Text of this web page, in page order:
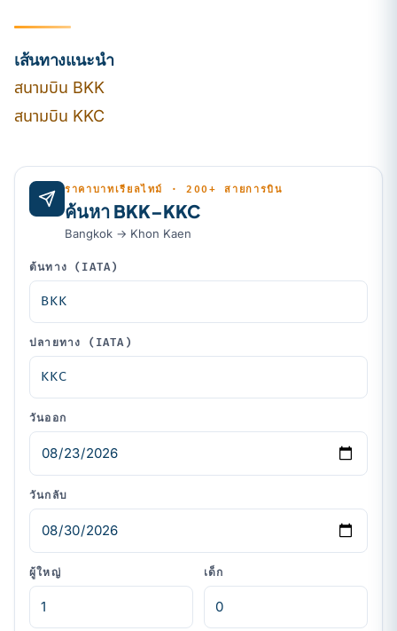
เส้นทางแนะนำ
สนามบิน BKK
สนามบิน KKC
ราคาบาทเรียลไทม์ · 200+ สายการบิน
ค้นหา BKK–KKC
Bangkok → Khon Kaen
ต้นทาง (IATA)
ปลายทาง (IATA)
วันออก
วันกลับ
ผู้ใหญ่ เด็ก